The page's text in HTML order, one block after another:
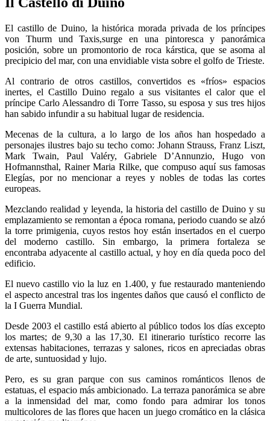
El castillo de Duino, la histórica morada privada de los príncipes
von Thurm und Taxis,surge en una pintoresca y panorámica
posición, sobre un promontorio de roca kárstica, que se asoma al
precipicio del mar, con una envidiable vista sobre el golfo de Trieste.
Al contrario de otros castillos, convertidos es «fríos» espacios
inertes, el Castillo Duino regalo a sus visitantes el calor que el
príncipe Carlo Alessandro di Torre Tasso, su esposa y sus tres hijos
han sabido infundir a su habitual lugar de residencia.
Mecenas de la cultura, a lo largo de los años han hospedado a
personajes ilustres bajo su techo como: Johann Strauss, Franz Liszt,
Mark Twain, Paul Valéry, Gabriele D’Annunzio, Hugo von
Hofmannsthal, Rainer Maria Rilke, que compuso aquí sus famosas
Elegías, por no mencionar a reyes y nobles de todas las cortes
europeas.
Mezclando realidad y leyenda, la historia del castillo de Duino y su
emplazamiento se remontan a época romana, periodo cuando se alzó
la torre primigenia, cuyos restos hoy están insertados en el cuerpo
del moderno castillo. Sin embargo, la primera fortaleza se
encontraba adyacente al castillo actual, y hoy en día queda poco del
edificio.
El nuevo castillo vio la luz en 1.400, y fue restaurado manteniendo
el aspecto ancestral tras los ingentes daños que causó el conflicto de
la I Guerra Mundial.
Desde 2003 el castillo está abierto al público todos los días excepto
los martes; de 9,30 a las 17,30. El itinerario turístico recorre las
extensas habitaciones, terrazas y salones, ricos en apreciadas obras
de arte, suntuosidad y lujo.
Pero, es su gran parque con sus caminos románticos llenos de
estatuas, el espacio más ambicionado. La terraza panorámica se abre
a la inmensidad del mar, como fondo para admirar los tonos
multicolores de las flores que hacen un juego cromático en la clásica